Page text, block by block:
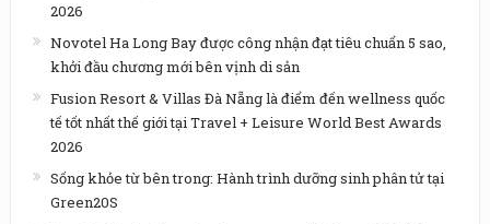
2026
Novotel Ha Long Bay được công nhận đạt tiêu chuẩn 5 sao,
khởi đầu chương mới bên vịnh di sản
Fusion Resort & Villas Đà Nẵng là điểm đến wellness quốc
tế tốt nhất thế giới tại Travel + Leisure World Best Awards
2026
Sống khỏe từ bên trong: Hành trình dưỡng sinh phân tử tại
Green20S